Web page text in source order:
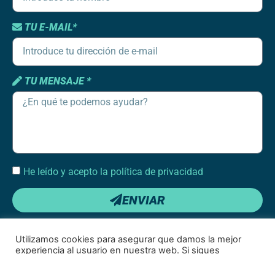
TU E-MAIL*
TU MENSAJE *
He leído y acepto la política de privacidad
ENVIAR
Utilizamos cookies para asegurar que damos la mejor
experiencia al usuario en nuestra web. Si sigues